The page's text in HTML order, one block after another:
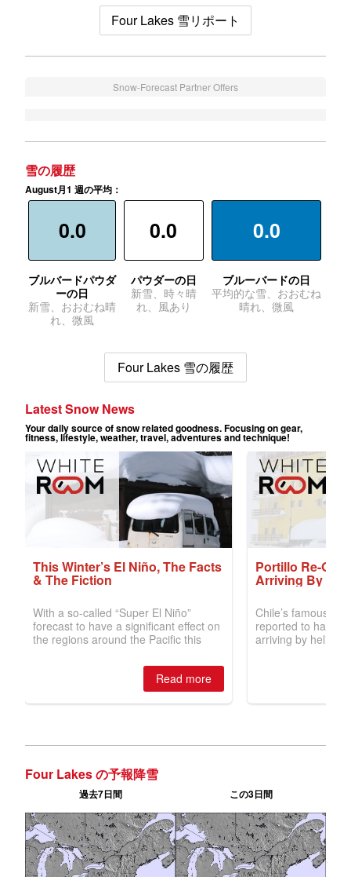
Four Lakes 雪リポート
Snow-Forecast Partner Offers
雪の履歴
August月1 週の平均：
0.0
ブルバードパウダ
ーの日
新雪、おおむね晴
れ、微風
0.0
パウダーの日
新雪、時々晴
れ、風あり
0.0
ブルーバードの日
平均的な雪、おおむね
晴れ、微風
Four Lakes 雪の履歴
Four Lakes の予報降雪
過去7日間 この3日間